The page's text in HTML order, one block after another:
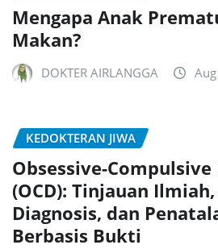
Mengapa Anak
Makan?
DOKTER AIRLANGGA
KEDOKTERAN JIWA
Obsessive-
(OCD): Tinjauan
Diagnosis, dan
Berbasis Bukti